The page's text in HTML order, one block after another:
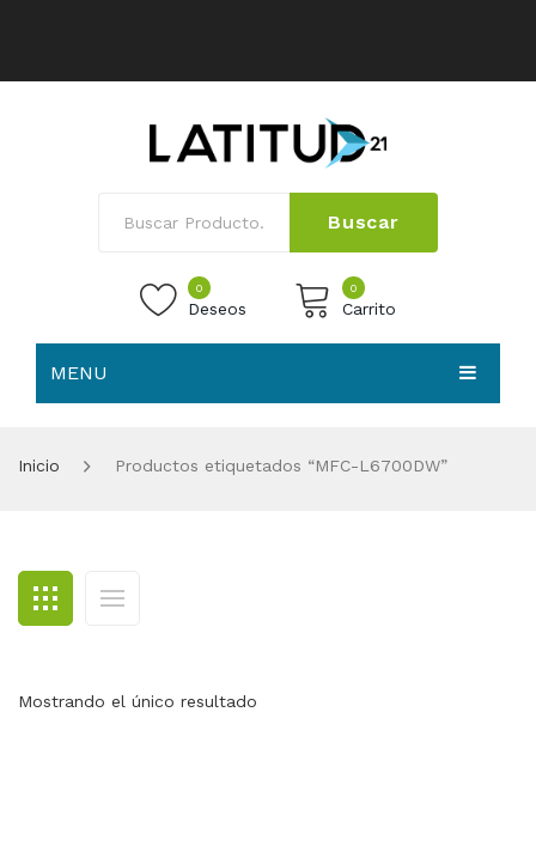
Buscar
0
Deseos
0
Carrito
MENU
BLOG
CONTACTO
Inicio Productos etiquetados “MFC-L6700DW”
Mostrando el único resultado